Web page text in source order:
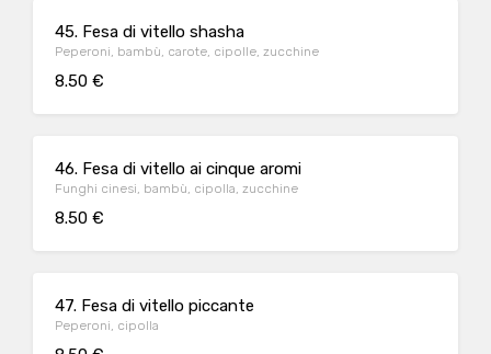
45. Fesa di vitello shasha
Peperoni, bambù, carote, cipolle, zucchine
8.50 €
46. Fesa di vitello ai cinque aromi
Funghi cinesi, bambù, cipolla, zucchine
8.50 €
47. Fesa di vitello piccante
Peperoni, cipolla